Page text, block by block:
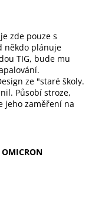
zde pouze s
někdo plánuje
TIG, bude mu
ze "staré školy.
Působí stroze,
jeho zaměření na
OMICRON